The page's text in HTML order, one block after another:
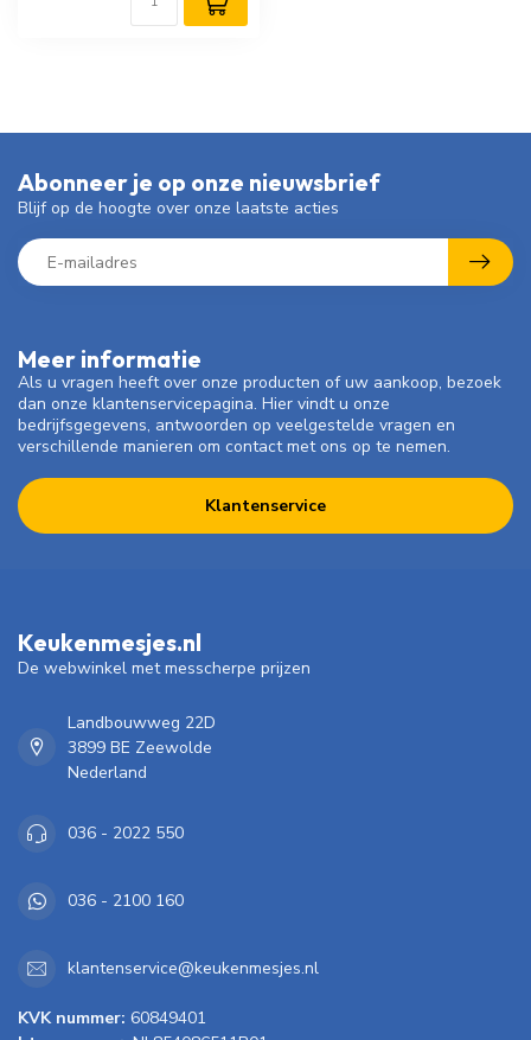
Meer informatie
Als u vragen heeft over onze producten of uw aankoop, bezoek
dan onze klantenservicepagina. Hier vindt u onze
bedrijfsgegevens, antwoorden op veelgestelde vragen en
verschillende manieren om contact met ons op te nemen.
Klantenservice
Abonneer je op onze nieuwsbrief
Blijf op de hoogte over onze laatste acties
Keukenmesjes.nl
De webwinkel met messcherpe prijzen
Landbouwweg 22D
3899 BE Zeewolde
Nederland
036 - 2022 550
036 - 2100 160
klantenservice@keukenmesjes.nl
KVK nummer: 60849401